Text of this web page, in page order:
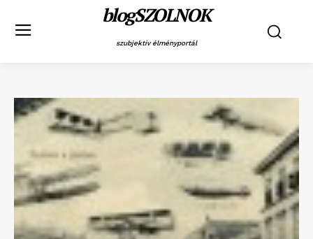
blogSZOLNOK
szubjektív élményportál